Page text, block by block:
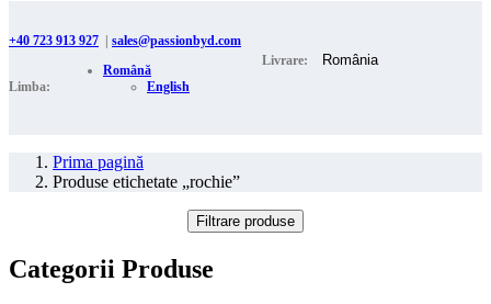
+40 723 913 927 sales@passionbyd.com
Limba:
Română
English
Livrare:
Prima pagină
Produse etichetate „rochie”
Filtrare produse
Categorii Produse